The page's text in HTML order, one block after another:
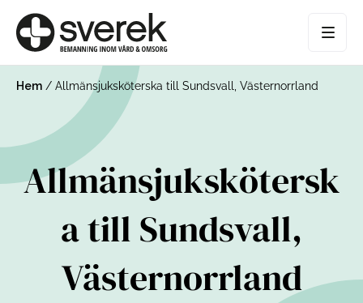
Hem / Allmänsjuksköterska till Sundsvall, Västernorrland
Allmänsjukskötersk
a till Sundsvall,
Västernorrland